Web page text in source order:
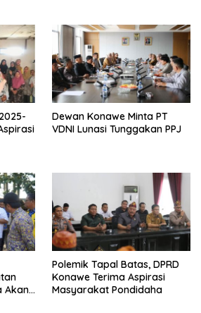
Dewan Konawe Minta PT
VDNI Lunasi Tunggakan PPJ
Akan
Polemik Tapal Batas, DPRD
Konawe Terima Aspirasi
Masyarakat Pondidaha